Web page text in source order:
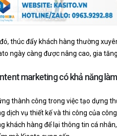
thúc đẩy khách hàng thường
ngày càng được nâng cao, gia
marketing có khả năng
thành công trong việc tạo dựng
dịch vụ thiết kế và thi công của
khách hàng để lại thông tin cá